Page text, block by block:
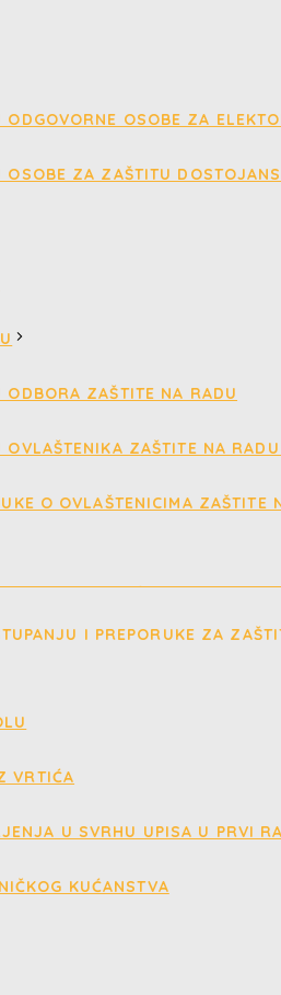
OSOBE ZA
OSOBE ZA ZAŠTITU
ZAŠTITE NA RADU
OVLAŠTENIKA ZAŠTITE NA
O OVLAŠTENICIMA ZAŠTITE
VRTIĆA
U SVRHU UPISA U PRVI
KUĆANSTVA